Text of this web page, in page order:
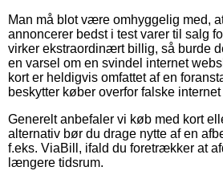
Man må blot være omhyggelig med,
annoncerer bedst i test varer til salg
virker ekstraordinært billig, så burde
en varsel om en svindel internet
kort er heldigvis omfattet af en
beskytter køber overfor falske internet
Generelt anbefaler vi køb med kort
alternativ bør du drage nytte af en
f.eks. ViaBill, ifald du foretrækker at
længere tidsrum.